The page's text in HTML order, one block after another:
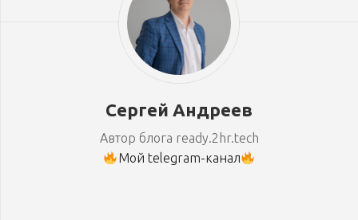
Сергей Андреев
Автор блога ready.2hr.tech
Мой telegram-канал